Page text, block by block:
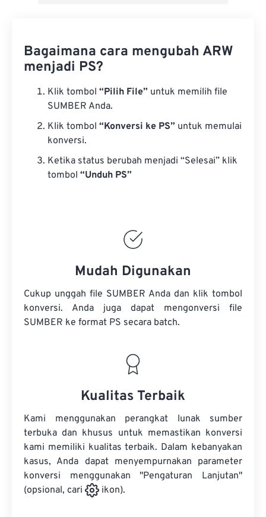
Bagaimana cara mengubah ARW
menjadi PS?
Klik tombol “Pilih File” untuk memilih file
SUMBER Anda.
Klik tombol “Konversi ke PS” untuk memulai
konversi.
Ketika status berubah menjadi “Selesai” klik
tombol “Unduh PS”
Mudah Digunakan
Cukup unggah file SUMBER Anda dan klik tombol
konversi. Anda juga dapat mengonversi file
SUMBER ke format PS secara batch.
Kualitas Terbaik
Kami menggunakan perangkat lunak sumber
terbuka dan khusus untuk memastikan konversi
kami memiliki kualitas terbaik. Dalam kebanyakan
kasus, Anda dapat menyempurnakan parameter
konversi menggunakan "Pengaturan Lanjutan"
(opsional, cari
ikon).